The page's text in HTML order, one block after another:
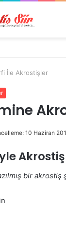
İle Akrostişler
10 Haziran
bir akrostiş